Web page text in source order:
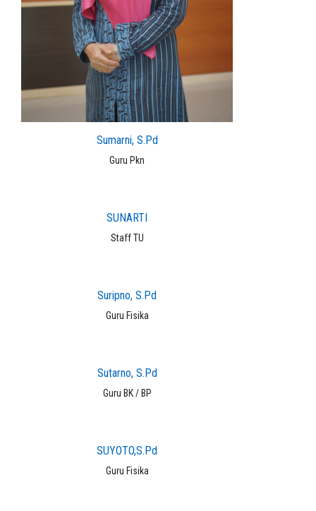
Sumarni, S.Pd
Guru Pkn
SUNARTI
Staff TU
Suripno, S.Pd
Guru Fisika
Sutarno, S.Pd
Guru BK / BP
SUYOTO,S.Pd
Guru Fisika